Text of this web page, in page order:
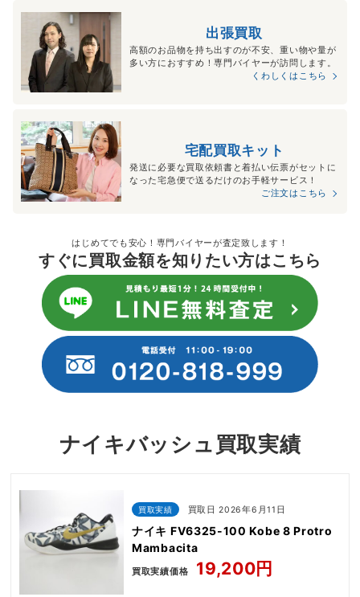
出張買取
高額のお品物を持ち出すのが不安、重い物や量が
多い方におすすめ！専門バイヤーが訪問します。
くわしくはこちら
宅配買取キット
発送に必要な買取依頼書と着払い伝票がセットに
なった宅急便で送るだけのお手軽サービス！
ご注文はこちら
はじめてでも安心！専門バイヤーが査定致します！
すぐに買取金額を知りたい方はこちら
ナイキバッシュ買取実績
買取実績 買取日 2026年6月11日
ナイキ FV6325-100 Kobe 8 Protro
Mambacita
買取実績価格 19,200円